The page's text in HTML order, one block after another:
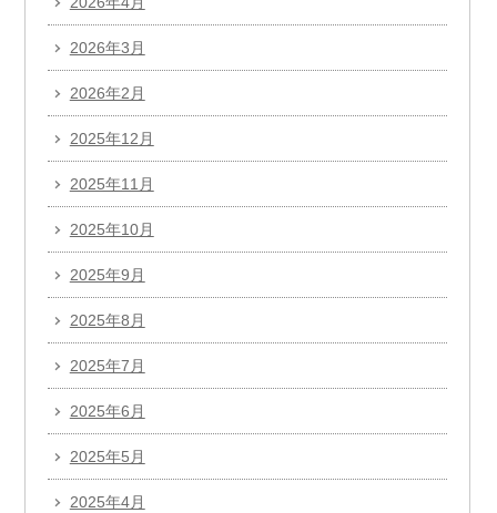
2026年3月
2026年2月
2025年12月
2025年11月
2025年10月
2025年9月
2025年8月
2025年7月
2025年6月
2025年5月
2025年4月